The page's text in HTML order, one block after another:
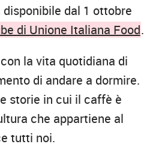
dal 1 ottobre
di Unione Italiana Food.
la vita quotidiana di
di andare a dormire.
storie in cui il caffè è
che appartiene al
tutti noi.